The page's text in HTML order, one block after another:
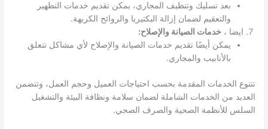
بعد تسليك وتنظيف المجاري، يمكن تقديم خدمات التطهير
والتعقيم لضمان إزالة البكتيريا والروائح الكريهة.
ايضا ، خدمات الصيانة والإصلاح:
يمكن أيضًا تقديم خدمات الصيانة والإصلاح لأي مشاكل تتعلق
بالأنابيب والمجاري.
تتنوع الخدمات المقدمة بحسب احتياجات العميل وحجم العمل، وتتضمن
العديد من الخدمات الشاملة لضمان سلامة ونظافة البيئة والتشغيل
السلس للأنظمة الصحية والصرف الصحي.